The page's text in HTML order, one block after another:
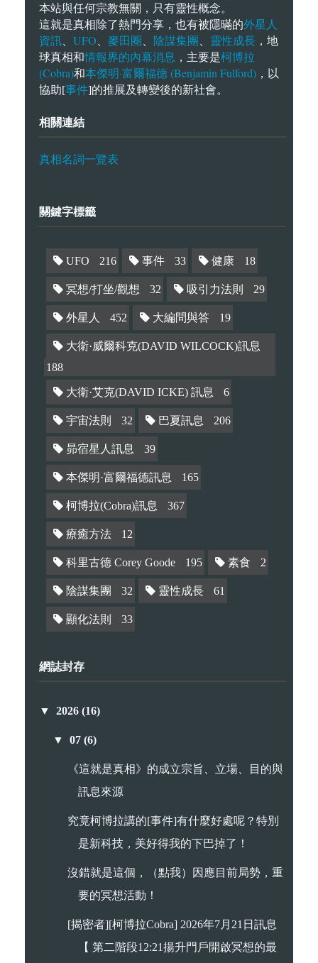
本站與任何宗教無關，只有靈性概念。
這就是真相除了熱門分享，也有被隱暪的外星人
資訊
UFO 麥田圈 陰謀集團 靈性成長 ，地
球真相和情報界的內幕消息 ，主要是柯博拉
(Cobra)和本傑明·富爾福德 (Benjamin Fulford) ，以
協助[事件]的推展及轉變後的新社會。
相關連結
真相名詞一覽表
關鍵字標籤
UFO 216 事件 33 健康 18
冥想/打坐/觀想 32 吸引力法則 29
外星人 452 大編問與答 19
大衛·威爾科克(DAVID WILCOCK)訊息
188
大衛·艾克(DAVID ICKE) 訊息 6
宇宙法則 32 巴夏訊息 206
昴宿星人訊息 39
本傑明·富爾福德訊息 165
柯博拉(Cobra)訊息 367
療癒方法 12
科里古德 Corey Goode 195 素食 2
陰謀集團 32 靈性成長 61
顯化法則 33
網誌封存
▼ 2026 (16)
▼07(6)
《這就是真相》的成立宗旨、立場、目的與
訊息來源
究竟柯博拉講的[事件]有什麼好處呢？特別
是新科技，美好得我的下巴掉了！
沒錯就是這個，（點我）因應目前局勢，重
要的冥想活動！
[揭密者][柯博拉Cobra] 2026年7月21日訊息
【 第二階段12:21揚升門戶開啟冥想的最